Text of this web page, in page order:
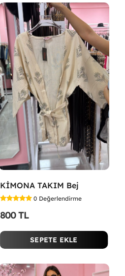
KİMONA TAKIM Bej
0 Değerlendirme
800 TL
SEPETE EKLE